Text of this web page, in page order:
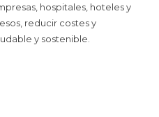
hospitales, hoteles y
reducir costes y
y sostenible.